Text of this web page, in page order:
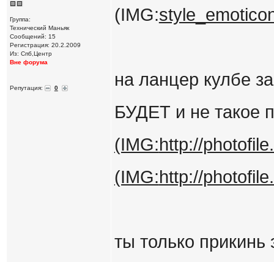
Группа:
Технический Маньяк
Сообщений: 15
Регистрация: 20.2.2009
Из: Спб,Центр
Вне форума
Репутация: 0
(IMG:
на ланцер кулбе
БУДЕТ и не такое
(IMG:http://
(IMG:http://
ты только